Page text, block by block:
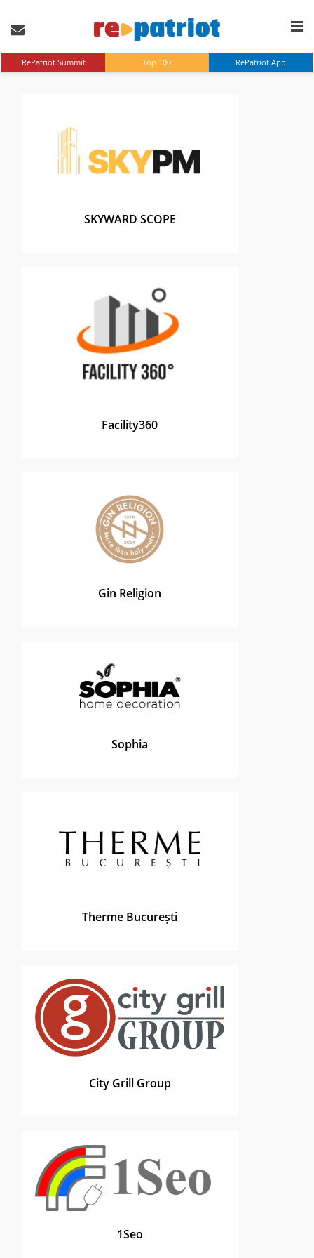
RePatriot Summit Top 100 RePatriot App
SKYWARD SCOPE
Facility360
Gin Religion
Sophia
Therme București
City Grill Group
1Seo